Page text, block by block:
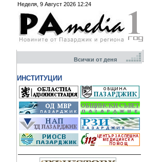
Неделя, 9 Август 2026 12:24
Всички от деня
ИНСТИТУЦИИ